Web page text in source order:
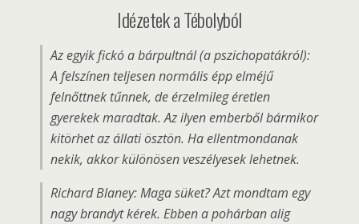
Idézetek a Tébolyból
Az egyik fickó a bárpultnál (a pszichopatákról):
A felszínen teljesen normális épp elméjű
felnőttnek tűnnek, de érzelmileg éretlen
gyerekek maradtak. Az ilyen emberből bármikor
kitörhet az állati ösztön. Ha ellentmondanak
nekik, akkor különösen veszélyesek lehetnek.
Richard Blaney: Maga süket? Azt mondtam egy
nagy brandyt kérek. Ebben a pohárban alig